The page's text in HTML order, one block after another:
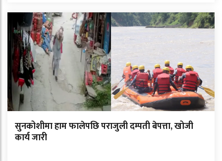
सुनकोशीमा हाम फालेपछि पराजुली दम्पती बेपत्ता, खोजी
कार्य जारी